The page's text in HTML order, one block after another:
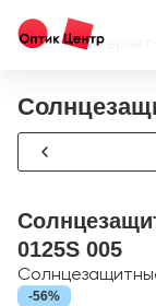
Главная/Интернет-
0125S 005
-56%